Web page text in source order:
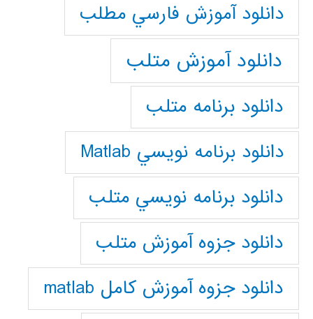
دانلود آموزش فارسي مطلب
دانلود آموزش متلب
دانلود برنامه متلب
دانلود برنامه نويسي Matlab
دانلود برنامه نويسي متلب
دانلود جزوه آموزش متلب
دانلود جزوه آموزش کامل matlab